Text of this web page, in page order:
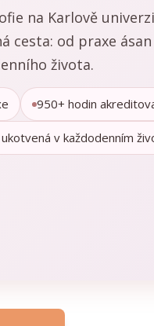
na Karlově
cesta: od praxe
života.
950+ hodin
v každodenním